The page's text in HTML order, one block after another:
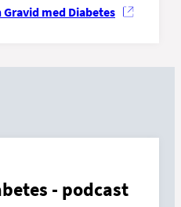
med Diabetes
- podcast